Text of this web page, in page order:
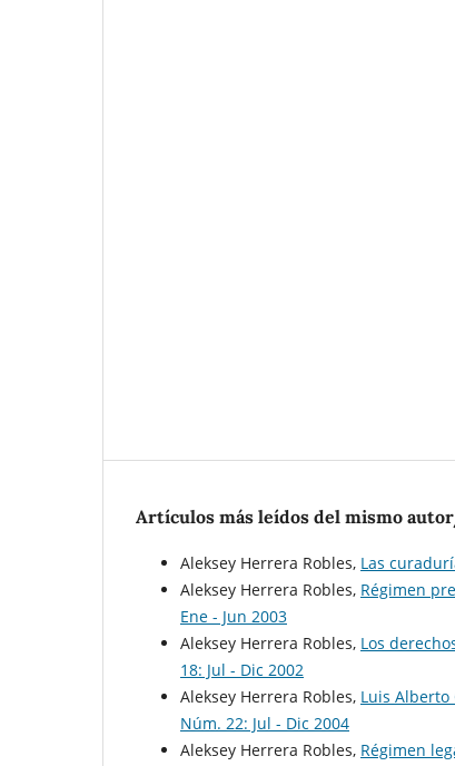
Artículos más leídos del mismo
Aleksey Herrera Robles, Las
Aleksey Herrera Robles, Régimen
Ene - Jun 2003
Aleksey Herrera Robles, Los
18: Jul - Dic 2002
Aleksey Herrera Robles, Luis
Núm. 22: Jul - Dic 2004
Aleksey Herrera Robles, Régimen